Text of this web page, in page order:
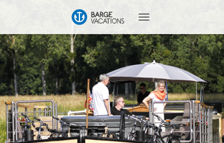
O
G
G
L
N
A
V
I
G
A
T